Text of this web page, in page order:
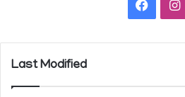
Last Modified